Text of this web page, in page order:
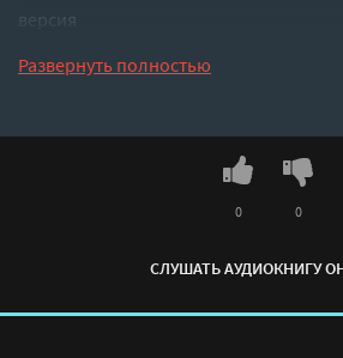
версия
Развернуть полностью
СЛУШАТЬ АУДИОКНИГУ
0 0